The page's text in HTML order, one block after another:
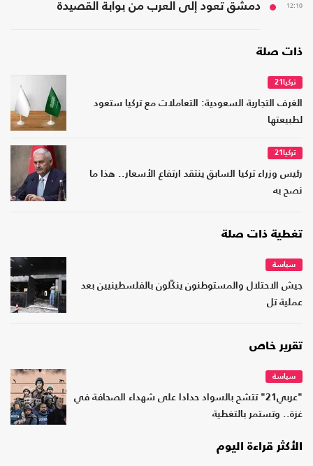
12:10 دمشق تعود إلى العرب من بوابة القصيدة
ذات صلة
تركيا21
الغرف التجارية السعودية: التعاملات مع تركيا ستعود
لطبيعتها
تركيا21
رئيس وزراء تركيا السابق ينتقد ارتفاع الأسعار.. هذا ما
نصح به
تغطية ذات صلة
سياسة
جيش الاحتلال والمستوطنون ينكّلون بالفلسطينيين بعد
عملية تل
تقرير خاص
سياسة
"عربي21" تتشح بالسواد حدادا على شهداء الصحافة في
غزة.. وتستمر بالتغطية
الأكثر قراءة اليوم